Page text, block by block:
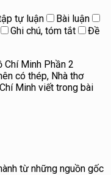
tự luận
Bài luận
Ghi chú, tóm tắt
Đề
Chí Minh Phần 2
có thép, Nhà thơ
Minh viết trong bài
từ những nguồn gốc